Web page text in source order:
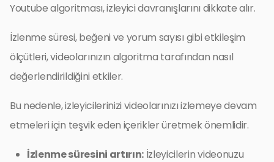
Youtube algoritması, izleyici davranışlarını dikkate alır.
İzlenme süresi, beğeni ve yorum sayısı gibi etkileşim
ölçütleri, videolarınızın algoritma tarafından nasıl
değerlendirildiğini etkiler.
Bu nedenle, izleyicilerinizi videolarınızı izlemeye devam
etmeleri için teşvik eden içerikler üretmek önemlidir.
İzlenme süresini artırın: İzleyicilerin videonuzu